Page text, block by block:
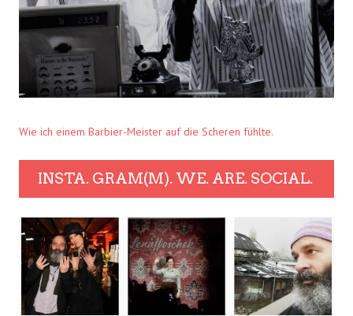
Wie ich einem Barbier-Meister auf die Scheren fühlte.
INSTA. GRAM(M). WE. ARE. SOCIAL.